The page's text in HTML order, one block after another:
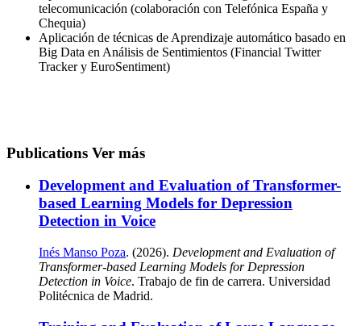
telecomunicación (colaboración con Telefónica España y
Chequia)
Aplicación de técnicas de Aprendizaje automático basado en
Big Data en Análisis de Sentimientos (Financial Twitter
Tracker y EuroSentiment)
Publications Ver más
Development and Evaluation of Transformer-
based Learning Models for Depression
Detection in Voice
Inés Manso Poza. (2026). Development and Evaluation of
Transformer-based Learning Models for Depression
Detection in Voice. Trabajo de fin de carrera. Universidad
Politécnica de Madrid.